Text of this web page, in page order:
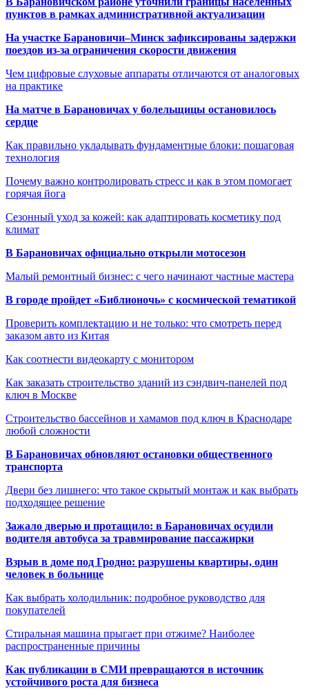
пунктов в рамках административной актуализации
На участке Барановичи–Минск зафиксированы задержки
поездов из-за ограничения скорости движения
Чем цифровые слуховые аппараты отличаются от аналоговых
на практике
На матче в Барановичах у болельщицы остановилось
сердце
Как правильно укладывать фундаментные блоки: пошаговая
технология
Почему важно контролировать стресс и как в этом помогает
горячая йога
Сезонный уход за кожей: как адаптировать косметику под
климат
В Барановичах официально открыли мотосезон
Малый ремонтный бизнес: с чего начинают частные мастера
В городе пройдет «Библионочь» с космической тематикой
Проверить комплектацию и не только: что смотреть перед
заказом авто из Китая
Как соотнести видеокарту с монитором
Как заказать строительство зданий из сэндвич-панелей под
ключ в Москве
Строительство бассейнов и хамамов под ключ в Краснодаре
любой сложности
В Барановичах обновляют остановки общественного
транспорта
Двери без лишнего: что такое скрытый монтаж и как выбрать
подходящее решение
Зажало дверью и протащило: в Барановичах осудили
водителя автобуса за травмирование пассажирки
Взрыв в доме под Гродно: разрушены квартиры, один
человек в больнице
Как выбрать холодильник: подробное руководство для
покупателей
Стиральная машина прыгает при отжиме? Наиболее
распространенные причины
Как публикации в СМИ превращаются в источник
устойчивого роста для бизнеса